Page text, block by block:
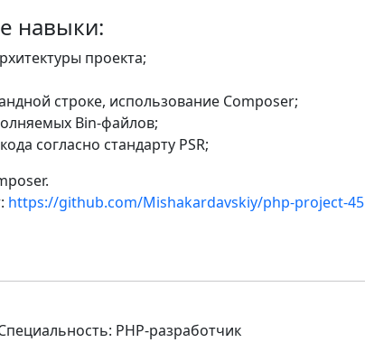
навыки:
проекта;
строке, использование Composer;
Bin-файлов;
согласно стандарту PSR;
https://github.com/Mishakardavskiy/php-project-45
PHP-разработчик